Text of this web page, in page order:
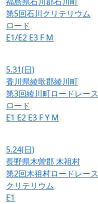
第5回石川クリテリウム
ロード
E1/E2 E3 F M
5.31(日)
香川県綾歌郡綾川町
第3回綾川町ロードレース
ロード
E1 E2 E3 FY M
5.24(日)
長野県木曽郡 木祖村
第2回木祖村ロードレース
クリテリウム
E1